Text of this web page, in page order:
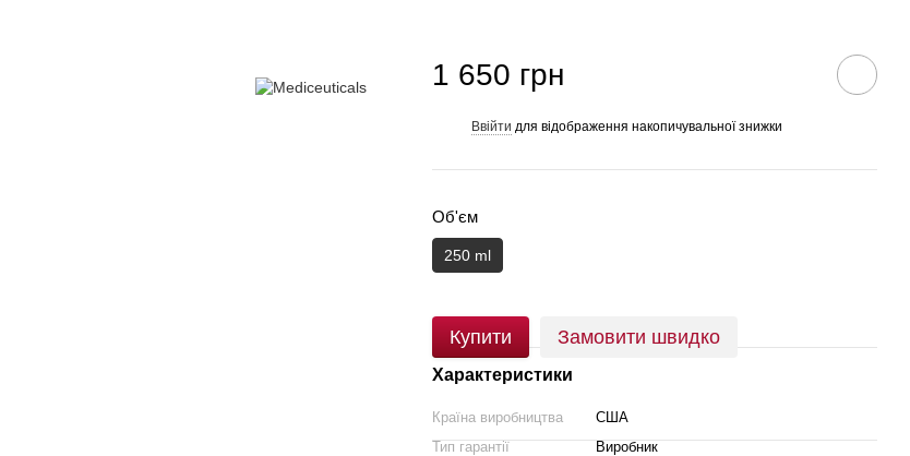
1 650 грн
Ввійти для відображення накопичувальної знижки
Об'єм
250 ml
Купити Замовити швидко
Характеристики
Країна виробництва
США
Тип гарантії
Виробник